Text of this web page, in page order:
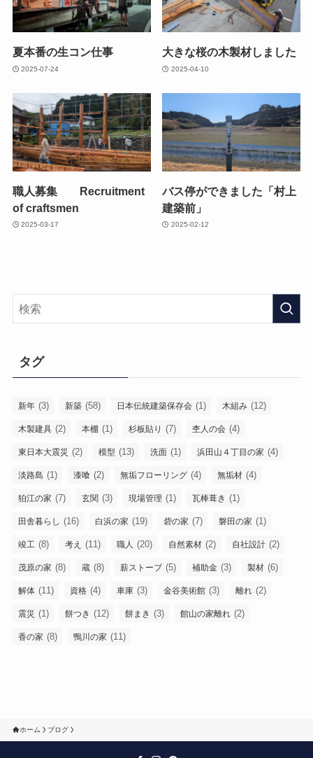
夏本番の生コン仕事
2025-07-24
大きな桜の木製材しました
2025-04-10
職人募集 Recruitment
of craftsmen
2025-03-17
バス停ができました「村上
建築前」
2025-02-12
タグ
新年 (3) 新築 (58) 日本伝統建築保存会 (1) 木組み (12)
木製建具 (2) 本棚 (1) 杉板貼り (7) 杢人の会 (4)
東日本大震災 (2) 模型 (13) 洗面 (1) 浜田山４丁目の家 (4)
淡路島 (1) 漆喰 (2) 無垢フローリング (4) 無垢材 (4)
狛江の家 (7) 玄関 (3) 現場管理 (1) 瓦棒葺き (1)
田舎暮らし (16) 白浜の家 (19) 砦の家 (7) 磐田の家 (1)
竣工 (8) 考え (11) 職人 (20) 自然素材 (2) 自社設計 (2)
茂原の家 (8) 蔵 (8) 薪ストーブ (5) 補助金 (3) 製材 (6)
解体 (11) 資格 (4) 車庫 (3) 金谷美術館 (3) 離れ (2)
震災 (1) 餅つき (12) 餅まき (3) 館山の家離れ (2)
香の家 (8) 鴨川の家 (11)
ホーム ブログ